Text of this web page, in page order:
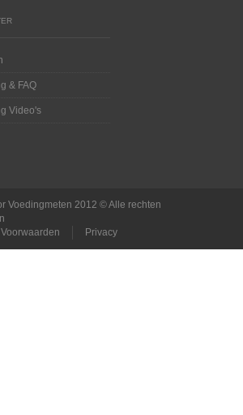
& FAQ
Video's
Voedingmeten 2012 © Alle rechten
Privacy